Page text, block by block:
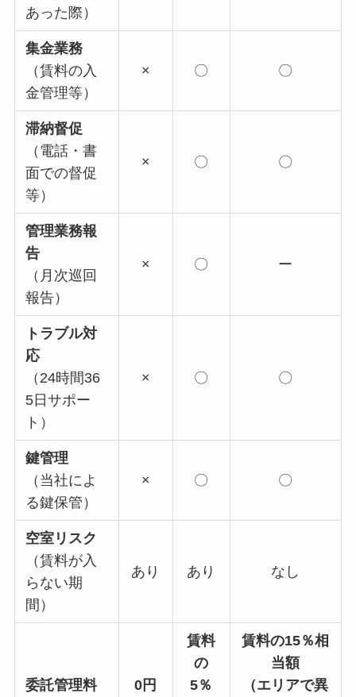
あった際）
集金業務
（賃料の入
金管理等）
× 〇 〇
滞納督促
（電話・書
面での督促
等）
× 〇 〇
管理業務報
告
（月次巡回
報告）
× 〇 ー
トラブル対
応
（24時間36
5日サポー
ト）
× 〇 〇
鍵管理
（当社によ
る鍵保管）
× 〇 〇
空室リスク
（賃料が入
らない期
間）
あり あり なし
委託管理料 0円
賃料
の
5％
賃料の15％相
当額
（エリアで異